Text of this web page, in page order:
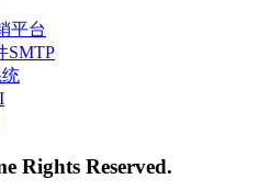
平台
SMTP
Rights Reserved.